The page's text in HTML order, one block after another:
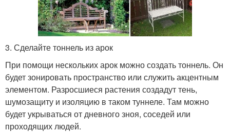
3. Сделайте тоннель из арок
При помощи нескольких арок можно создать тоннель. Он
будет зонировать пространство или служить акцентным
элементом. Разросшиеся растения создадут тень,
шумозащиту и изоляцию в таком туннеле. Там можно
будет укрываться от дневного зноя, соседей или
проходящих людей.